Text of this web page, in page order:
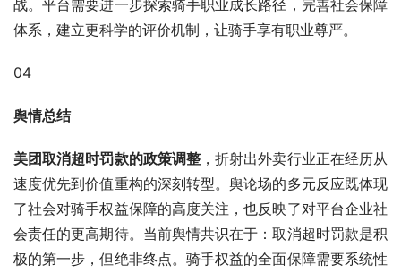
战。平台需要进一步探索骑手职业成长路径，完善社会保障
体系，建立更科学的评价机制，让骑手享有职业尊严。
04
舆情总结
美团取消超时罚款的政策调整 ，折射出外卖行业正在经历从
速度优先到价值重构的深刻转型。舆论场的多元反应既体现
了社会对骑手权益保障的高度关注，也反映了对平台企业社
会责任的更高期待。当前舆情共识在于：取消超时罚款是积
极的第一步，但绝非终点。骑手权益的全面保障需要系统性